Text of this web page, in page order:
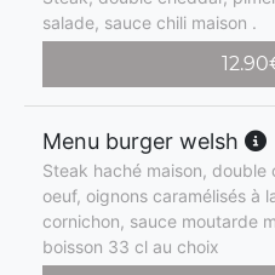
salade, sauce chili maison .
12.90
Menu burger welsh
Steak haché maison,
oeuf, oignons caramélisés à
cornichon, sauce moutarde
boisson 33 cl au choix